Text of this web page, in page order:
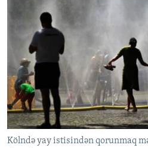
Kölndə yay istisindən qorunmaq